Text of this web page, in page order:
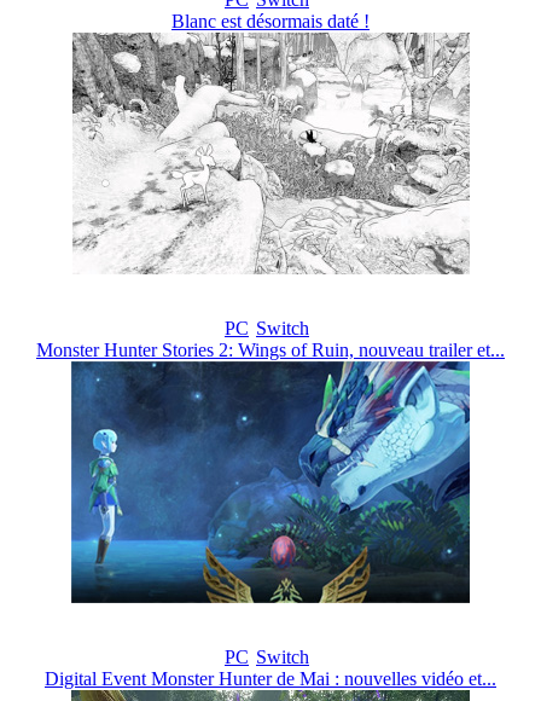
Blanc est désormais daté !
PC Switch
Monster Hunter Stories 2: Wings of Ruin, nouveau trailer et...
PC Switch
Digital Event Monster Hunter de Mai : nouvelles vidéo et...